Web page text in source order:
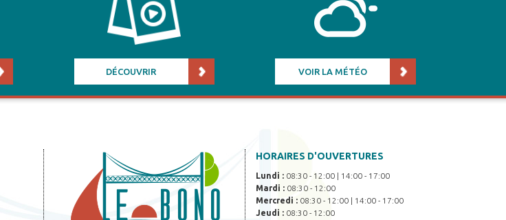
DÉCOUVRIR VOIR LA MÉTÉO
HORAIRES D'OUVERTURES
Lundi : 08:30 - 12:00 | 14:00 - 17:00
Mardi : 08:30 - 12:00
Mercredi : 08:30 - 12:00 | 14:00 - 17:00
Jeudi : 08:30 - 12:00